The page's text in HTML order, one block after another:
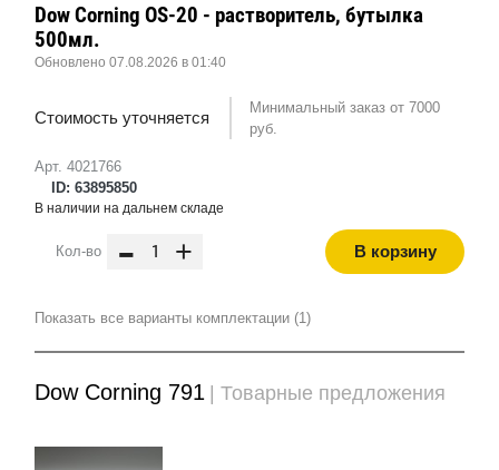
Арт. 4021766
ID: 63895850
Dow Corning OS-20 - растворитель, бутылка
500мл.
Обновлено 07.08.2026 в 01:40
Стоимость уточняется
Минимальный заказ от 7000
руб.
В наличии на дальнем складе
Кол-во - + В корзину
Показать все варианты комплектации (1)
Dow Corning 791 | Товарные предложения